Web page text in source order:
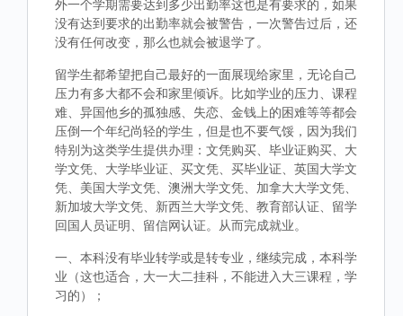
外一个学期需要达到多少出勤率这也是有要求的，如果
没有达到要求的出勤率就会被警告，一次警告过后，还
没有任何改变，那么也就会被退学了。
留学生都希望把自己最好的一面展现给家里，无论自己
压力有多大都不会和家里倾诉。比如学业的压力、课程
难、异国他乡的孤独感、失恋、金钱上的困难等等都会
压倒一个年纪尚轻的学生，但是也不要气馁，因为我们
特别为这类学生提供办理：文凭购买、毕业证购买、大
学文凭、大学毕业证、买文凭、买毕业证、英国大学文
凭、美国大学文凭、澳洲大学文凭、加拿大大学文凭、
新加坡大学文凭、新西兰大学文凭、教育部认证、留学
回国人员证明、留信网认证。从而完成就业。
一、本科没有毕业转学或是转专业，继续完成，本科学
业（这也适合，大一大二挂科，不能进入大三课程，学
习的）；